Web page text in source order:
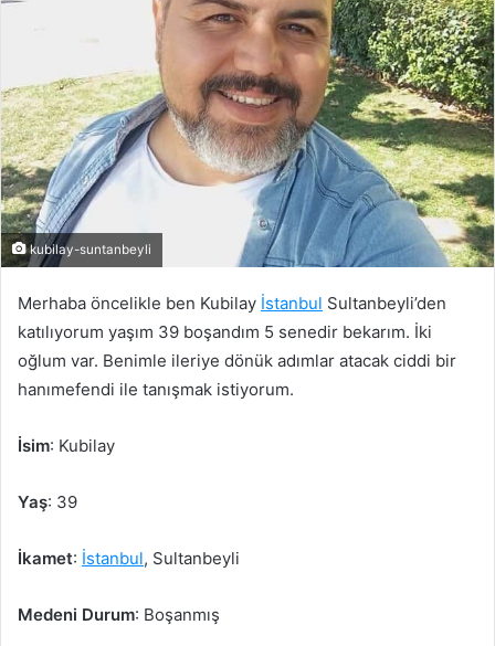
kubilay-suntanbeyli
Merhaba öncelikle ben Kubilay İstanbul Sultanbeyli’den
katılıyorum yaşım 39 boşandım 5 senedir bekarım. İki
oğlum var. Benimle ileriye dönük adımlar atacak ciddi bir
hanımefendi ile tanışmak istiyorum.
İsim: Kubilay
Yaş: 39
İkamet: İstanbul, Sultanbeyli
Medeni Durum: Boşanmış